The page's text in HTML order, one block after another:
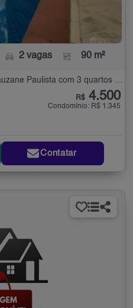
2 vagas 90 m²
R$ 4.500
Condomínio: R$ 1.345
Contatar